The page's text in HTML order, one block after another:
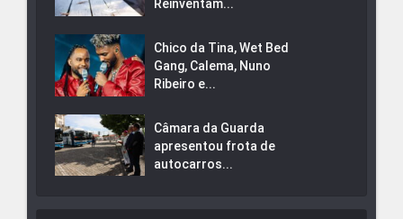
Reinventam...
Chico da Tina, Wet Bed
Gang, Calema, Nuno
Ribeiro e...
Câmara da Guarda
apresentou frota de
autocarros...